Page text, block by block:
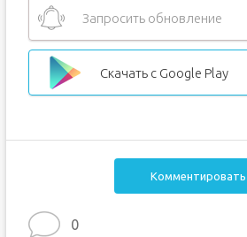
Запросить обновление
Скачать с Google Play
Комментировать
0